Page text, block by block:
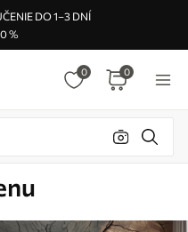
DO 1–3 DNÍ
%
0 0